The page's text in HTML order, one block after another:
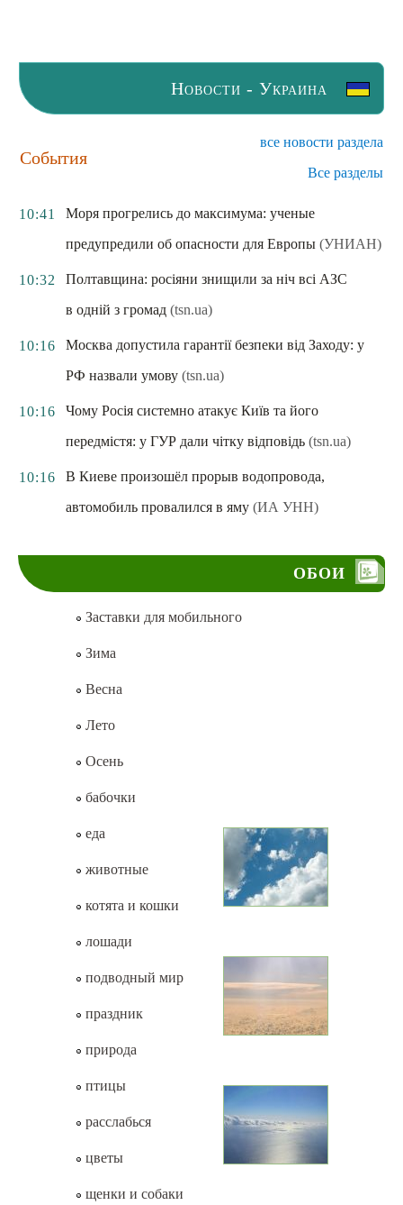
Новости - Украина
События
все новости раздела
Все разделы
10:41
Моря прогрелись до максимума: ученые
предупредили об опасности для Европы (УНИАН)
10:32
Полтавщина: росіяни знищили за ніч всі АЗС
в одній з громад (tsn.ua)
10:16
Москва допустила гарантії безпеки від Заходу: у
РФ назвали умову (tsn.ua)
10:16
Чому Росія системно атакує Київ та його
передмістя: у ГУР дали чітку відповідь (tsn.ua)
10:16
В Киеве произошёл прорыв водопровода,
автомобиль провалился в яму (ИА УНН)
ОБОИ
Заставки для мобильного
Зима
Весна
Лето
Осень
бабочки
еда
животные
котята и кошки
лошади
подводный мир
праздник
природа
птицы
расслабься
цветы
щенки и собаки